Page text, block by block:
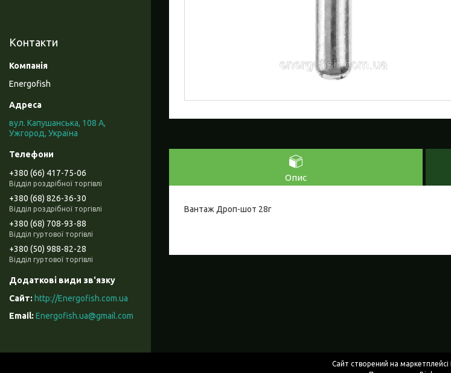
Опис
Вантаж Дроп-шот 28г
Контакти
Energofish
вул. Капушанська, 108 А,
Ужгород, Україна
+380 (66) 417-75-06
Відділ роздрібної торгівлі
+380 (68) 826-36-30
Відділ роздрібної торгівлі
+380 (68) 708-93-88
Відділ гуртової торгівлі
+380 (50) 988-82-28
Відділ гуртової торгівлі
http://Energofish.com.ua
Energofish.ua@gmail.com
Сайт створений на маркетплейсі